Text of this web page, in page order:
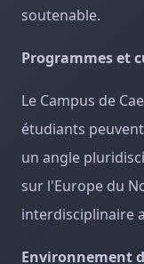
soutenable.
Programmes et
Le Campus de
étudiants
un angle
sur l'Europe du
interdisciplinaire
Environnement